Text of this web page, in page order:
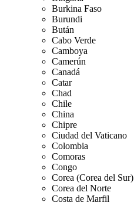
Burkina Faso
Burundi
Bután
Cabo Verde
Camboya
Camerún
Canadá
Catar
Chad
Chile
China
Chipre
Ciudad del Vaticano
Colombia
Comoras
Congo
Corea (Corea del Sur)
Corea del Norte
Costa de Marfil